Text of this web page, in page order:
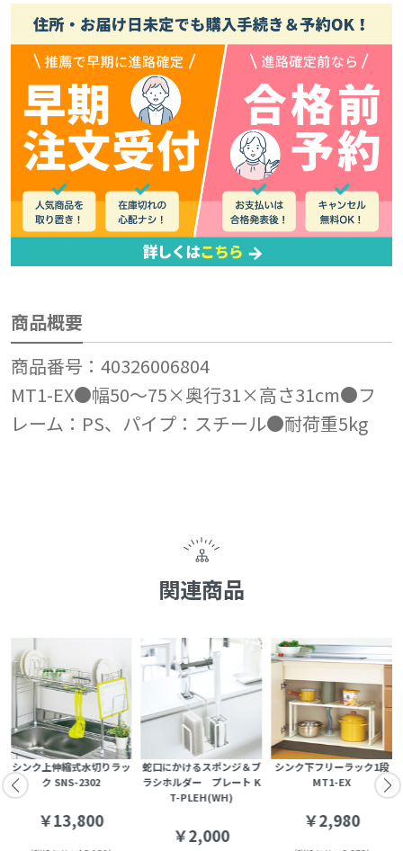
商品概要
商品番号：40326006804
MT1-EX●幅50～75×奥行31×高さ31cm●フ
レーム：PS、パイプ：スチール●耐荷重5kg
関連商品
シンク上伸縮式水切りラッ
ク SNS-2302
￥13,800
蛇口にかけるスポンジ＆ブ
ラシホルダー プレート K
T-PLEH(WH)
￥2,000
シンク下フリーラック1段
MT1-EX
￥2,980